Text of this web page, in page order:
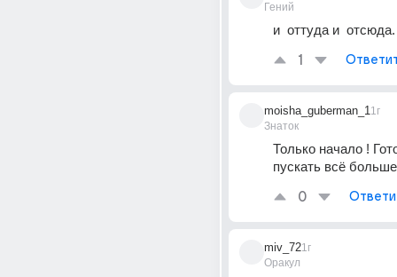
Гений
и  оттуда и  отсюда.
1
moisha_guberman_1
Знаток
1г
Только начало !
пускать всё
0
miv_72
Оракул
1г